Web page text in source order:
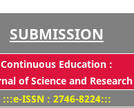
SUBMISSION
Continuous Education :
of Science and Research
:::e-ISSN : 2746-8224:::